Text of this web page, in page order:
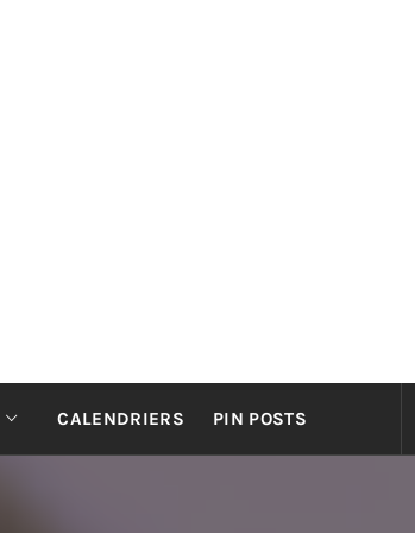
1956)
CALENDRIERS PIN POSTS